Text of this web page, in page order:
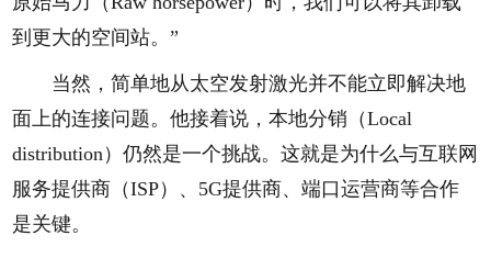
到更大的空间站。”
当然，简单地从太空发射激光并不能立即解决地
面上的连接问题。他接着说，本地分销（Local
distribution）仍然是一个挑战。这就是为什么与互联网
服务提供商（ISP）、5G提供商、端口运营商等合作
是关键。